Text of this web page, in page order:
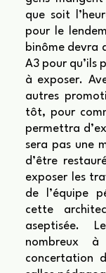
que soit
pour le
binôme devra
A3 pour qu’ils
à exposer.
autres
tôt, pour
permettra
sera pas une
d’être
exposer les
de l’équipe
cette
aseptisée.
nombreux
concertation